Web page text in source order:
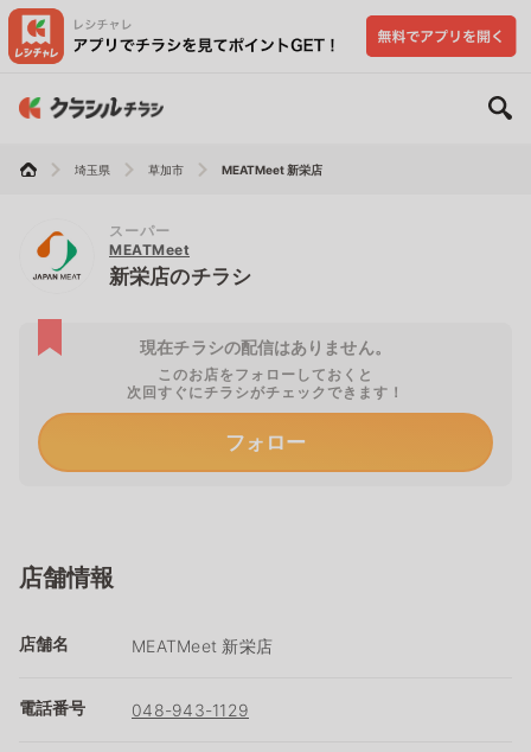
埼玉県 草加市 MEATMeet 新栄店
スーパー
MEATMeet
新栄店のチラシ
現在チラシの配信はありません。
このお店をフォローしておくと
次回すぐにチラシがチェックできます！
フォロー
店舗情報
店舗名 MEATMeet 新栄店
電話番号 048-943-1129